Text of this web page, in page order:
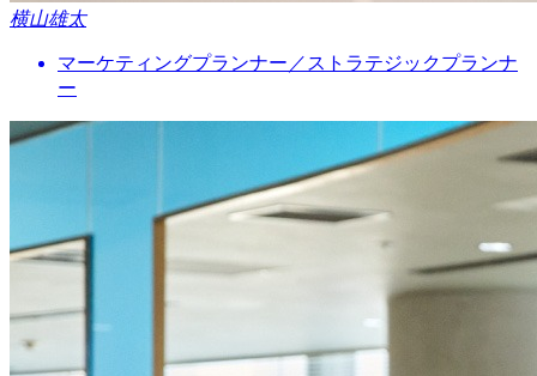
横山雄太
マーケティングプランナー／ストラテジックプランナ
ー